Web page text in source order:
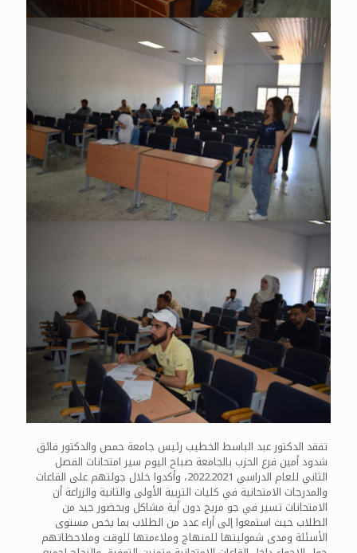
تفقد الدكتور عبد الباسط الخطيب رئيس جامعة حمص والدكتور فائق
شدود أمين فرع الحزب بالجامعة صباح اليوم سير امتحانات الفصل
الثاني للعام الدراسي 2021ـ2022، وأكدوا خلال جولتهم على القاعات
والمدرجات الامتحانية في كليات التربية الأولى والثانية والزراعة أن
الامتحانات تسير في جو مريح دون أية مشاكل وبحضور جيد من
الطلاب حيث استمعوا إلى أراء عدد من الطلاب بما يخص مستوى
الأسئلة ومدى شموليتها للمنهاج وملاءمتها للوقت وملاحظاتهم